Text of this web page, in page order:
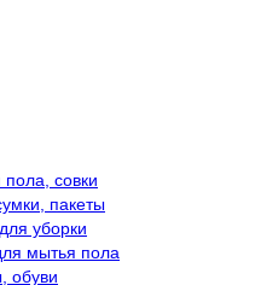
совки
пакеты
уборки
мытья пола
обуви